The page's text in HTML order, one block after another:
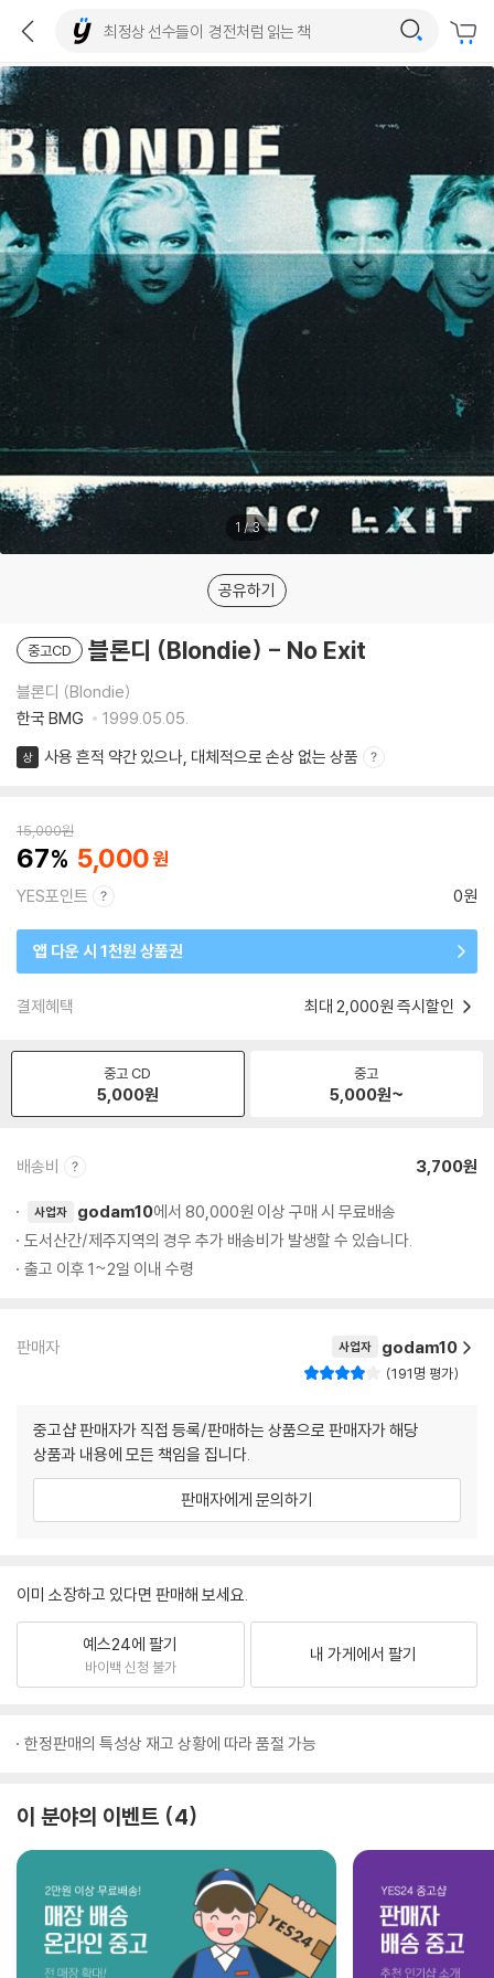
1 /3
공유하기
중고CD 블론디 (Blondie) - No Exit
블론디 (Blondie)
한국 BMG
1999.05.05.
상 사용 흔적 약간 있으나, 대체적으로 손상 없는 상품
15,000원
67 5,000
YES포인트 0원
앱 다운 시 1천원 상품권
결제혜택 최대 2,000원 즉시할인
중고 CD
5,000원
중고
5,000원~
배송비 3,700원
사업자 godam10에서 80,000원 이상 구매 시 무료배송
도서산간/제주지역의 경우 추가 배송비가 발생할 수 있습니다.
출고 이후 1~2일 이내 수령
판매자 사업자 godam10
191명 평가
중고샵 판매자가 직접 등록/판매하는 상품으로 판매자가 해당
상품과 내용에 모든 책임을 집니다.
판매자에게 문의하기
이미 소장하고 있다면 판매해 보세요.
예스24에 팔기
바이백 신청 불가
내 가게에서 팔기
한정판매의 특성상 재고 상황에 따라 품절 가능
이 분야의 이벤트 4